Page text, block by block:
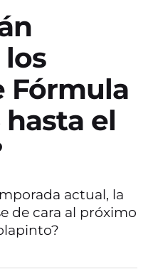
Fórmula
hasta el
actual, la
de cara al próximo